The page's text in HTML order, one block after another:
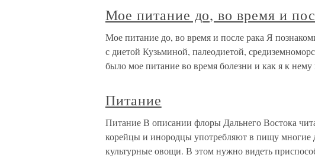
Мое питание до, во время и
Мое питание до, во время и после рака Я
с диетой Кузьминой, палеодиетой,
было мое питание во время болезни и как я к
Питание
Питание В описании флоры Дальнего Востока
корейцы и инородцы употребляют в пищу многие
культурные овощи. В этом нужно видеть